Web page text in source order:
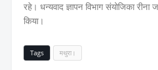
रहे। धन्यवाद ज्ञापन विभाग संयोजिका
किया।
Tags मथुरा।